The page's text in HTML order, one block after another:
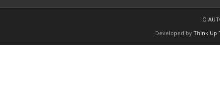
O
Developed by Think Up